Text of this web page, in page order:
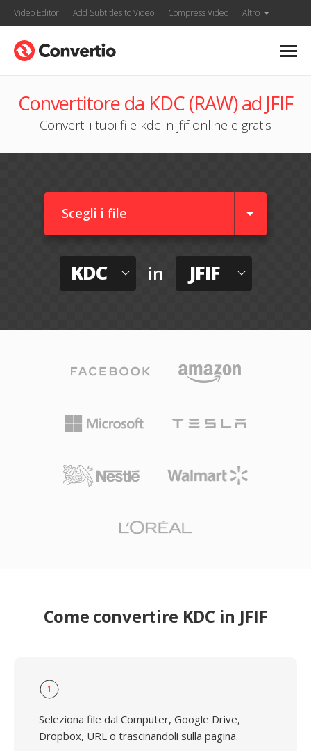
Video Editor Add Subtitles to Video Compress Video Altro
Convertitore da KDC (RAW) ad JFIF
Converti i tuoi file kdc in jfif online e gratis
Scegli i file
KDC in JFIF
Come convertire KDC in JFIF
1
Seleziona file dal Computer, Google Drive,
Dropbox, URL o trascinandoli sulla pagina.